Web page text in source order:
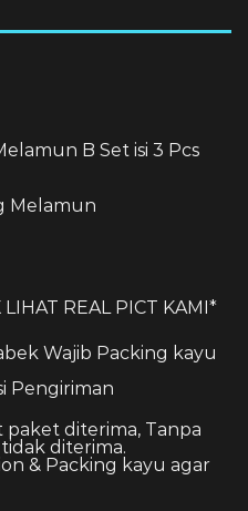
B Set isi 3 Pcs
Melamun
REAL PICT KAMI*
Wajib Packing kayu
Pengiriman
paket diterima, Tanpa
diterima.
& Packing kayu agar